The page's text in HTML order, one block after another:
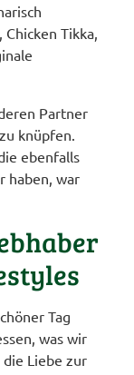
Tikka,
Partner
knüpfen.
ebenfalls
haben, war
Tag
was wir
die Liebe zur